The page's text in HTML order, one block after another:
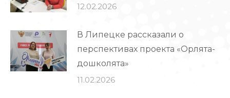
12.02.2026
В Липецке рассказали о
перспективах проекта «Орлята-
дошколята»
11.02.2026